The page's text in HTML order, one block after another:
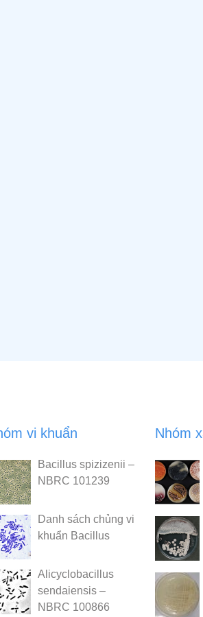
vi khuẩn
Bacillus spizizenii –
NBRC 101239
Danh sách chủng vi
khuẩn Bacillus
Alicyclobacillus
sendaiensis –
NBRC 100866
Nhóm